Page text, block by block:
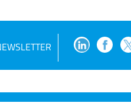
Facebook